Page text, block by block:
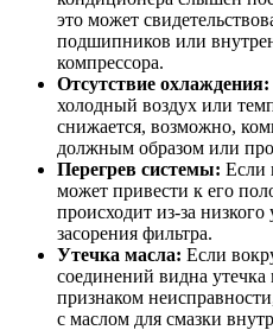
это может
подшипников или
компрессора.
Отсутствие охлаждения:
холодный воздух или
снижается, возможно,
должным образом или
Перегрев системы: Если
может привести к его
происходит из-за
засорения фильтра.
Утечка масла: Если
соединений видна утечка
признаком
с маслом для смазки